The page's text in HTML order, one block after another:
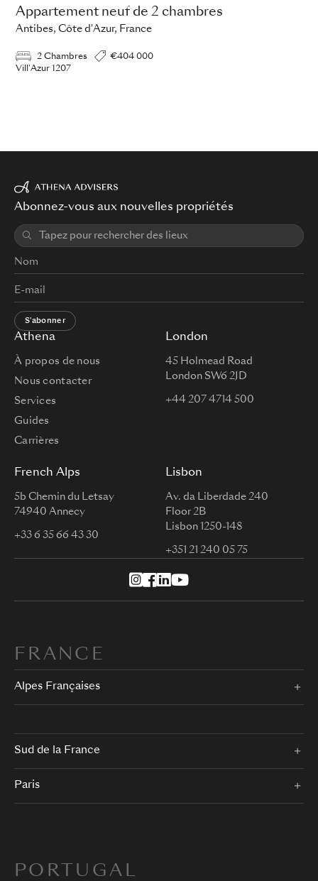
Appartement neuf de 2 chambres
Antibes, Côte d'Azur, France
2 Chambres
€404 000
Vill'Azur 1207
Athena
À propos de nous
Nous contacter
Services
Guides
Carrières
London
45 Holmead Road
London SW6 2JD
+44 207 4714 500
French Alps
5b Chemin du Letsay
74940 Annecy
+33 6 35 66 43 30
Lisbon
Av. da Liberdade 240
Floor 2B
Lisbon 1250-148
+351 21 240 05 75
Abonnez-vous aux nouvelles propriétés
S'abonner
FRANCE
Alpes Françaises
Sud de la France
Paris
PORTUGAL